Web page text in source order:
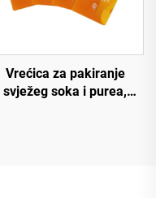
Vrećica za pakiranje
svježeg soka i purea,